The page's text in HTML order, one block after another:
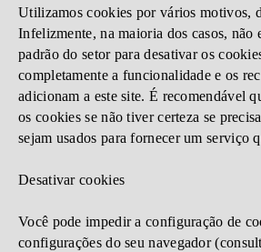
Utilizamos cookies por vários motivos,
Infelizmente, na maioria dos casos, não
padrão do setor para desativar os
completamente a funcionalidade e os
adicionam a este site. É recomendável
os cookies se não tiver certeza se
sejam usados ​​para fornecer um serviço
Desativar cookies
Você pode impedir a configuração de
configurações do seu navegador